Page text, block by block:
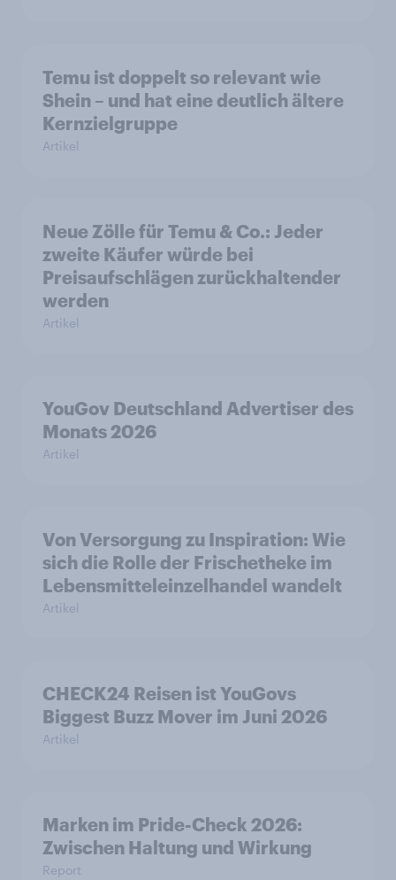
Temu ist doppelt so relevant wie
Shein – und hat eine deutlich ältere
Kernzielgruppe
Artikel
Neue Zölle für Temu & Co.: Jeder
zweite Käufer würde bei
Preisaufschlägen zurückhaltender
werden
Artikel
YouGov Deutschland Advertiser des
Monats 2026
Artikel
Von Versorgung zu Inspiration: Wie
sich die Rolle der Frischetheke im
Lebensmitteleinzelhandel wandelt
Artikel
CHECK24 Reisen ist YouGovs
Biggest Buzz Mover im Juni 2026
Artikel
Marken im Pride-Check 2026:
Zwischen Haltung und Wirkung
Report